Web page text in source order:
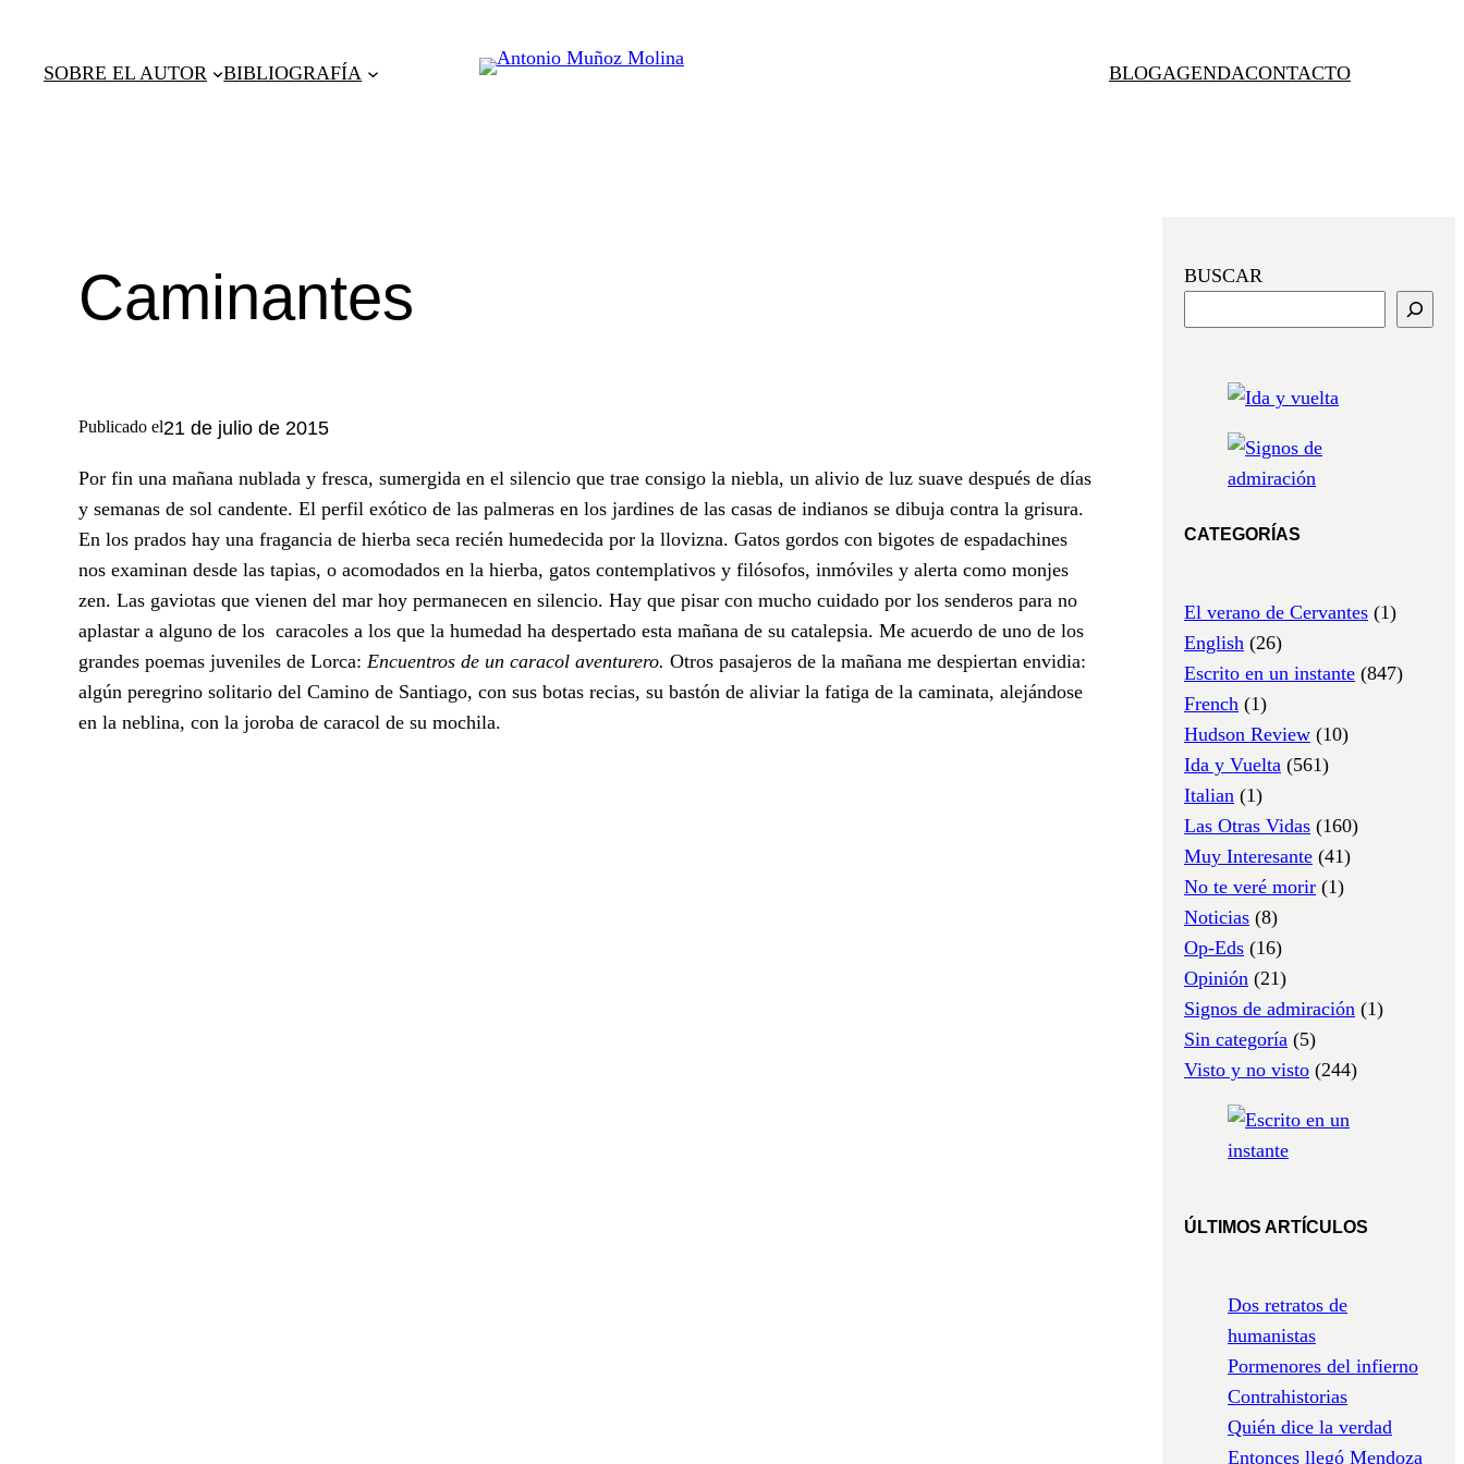
contenido
SOBRE EL AUTOR BIBLIOGRAFÍA BLOGAGENDACONTACTO
Caminantes
Publicado el21 de julio de 2015
Por fin una mañana nublada y fresca, sumergida en el silencio que trae consigo la niebla, un alivio de luz suave después de días
y semanas de sol candente. El perfil exótico de las palmeras en los jardines de las casas de indianos se dibuja contra la grisura.
En los prados hay una fragancia de hierba seca recién humedecida por la llovizna. Gatos gordos con bigotes de espadachines
nos examinan desde las tapias, o acomodados en la hierba, gatos contemplativos y filósofos, inmóviles y alerta como monjes
zen. Las gaviotas que vienen del mar hoy permanecen en silencio. Hay que pisar con mucho cuidado por los senderos para no
aplastar a alguno de los caracoles a los que la humedad ha despertado esta mañana de su catalepsia. Me acuerdo de uno de los
grandes poemas juveniles de Lorca: Encuentros de un caracol aventurero. Otros pasajeros de la mañana me despiertan envidia:
algún peregrino solitario del Camino de Santiago, con sus botas recias, su bastón de aliviar la fatiga de la caminata, alejándose
en la neblina, con la joroba de caracol de su mochila.
BUSCAR
CATEGORÍAS
El verano de Cervantes (1)
English (26)
Escrito en un instante (847)
French (1)
Hudson Review (10)
Ida y Vuelta (561)
Italian (1)
Las Otras Vidas (160)
Muy Interesante (41)
No te veré morir (1)
Noticias (8)
Op-Eds (16)
Opinión (21)
Signos de admiración (1)
Sin categoría (5)
Visto y no visto (244)
ÚLTIMOS ARTÍCULOS
Dos retratos de
humanistas
Pormenores del infierno
Contrahistorias
Quién dice la verdad
Entonces llegó Mendoza